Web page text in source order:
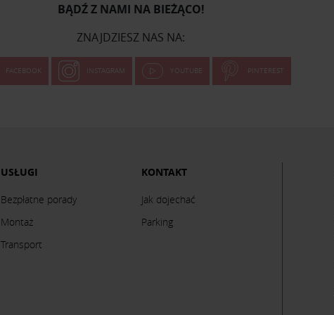
BĄDŹ Z NAMI NA BIEŻĄCO!
ZNAJDZIESZ NAS NA:
FACEBOOK INSTAGRAM YOUTUBE PINTEREST
USŁUGI
Bezpłatne porady
Montaż
Transport
KONTAKT
Jak dojechać
Parking